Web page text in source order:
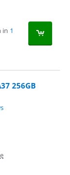
in 1
256GB